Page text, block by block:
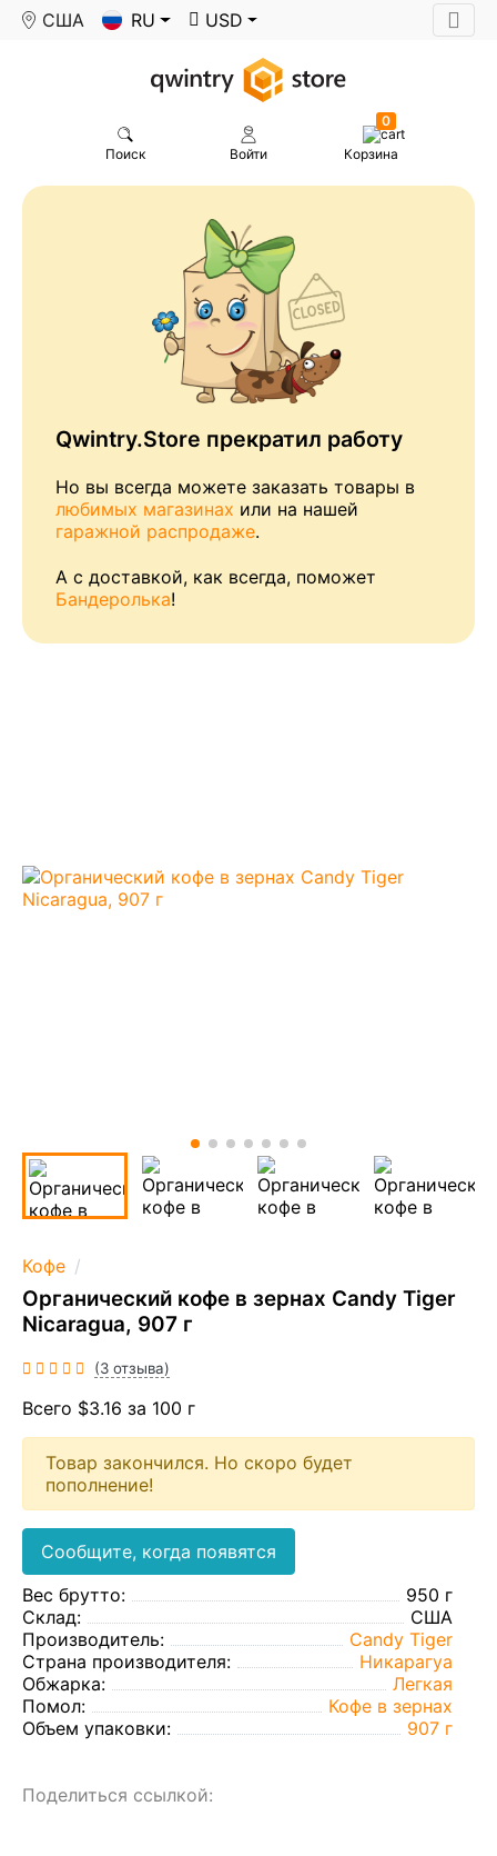
США RU USD
Поиск Войти
0
Корзина
Qwintry.Store прекратил работу
Но вы всегда можете заказать товары в
любимых магазинах или на нашей
гаражной распродаже.
А с доставкой, как всегда, поможет
Бандеролька!
Кофе
Органический кофе в зернах Candy Tiger
Nicaragua, 907 г
(3 отзыва)
Всего $3.16 за 100 г
Товар закончился. Но скоро будет
пополнение!
Сообщите, когда появятся
Вес брутто:
950 г
Склад:
США
Производитель:
Candy Tiger
Страна производителя:
Никарагуа
Обжарка:
Легкая
Помол:
Кофе в зернах
Объем упаковки:
907 г
Поделиться ссылкой: